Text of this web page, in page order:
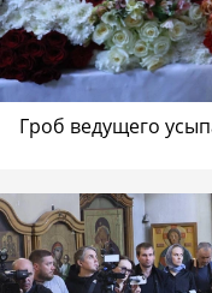
Гроб ведущего